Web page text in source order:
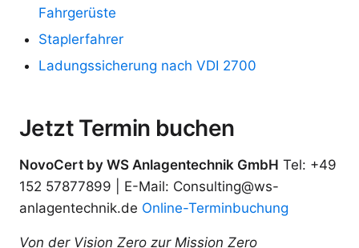
Fahrgerüste
Staplerfahrer
Ladungssicherung nach VDI 2700
Jetzt Termin buchen
NovoCert by WS Anlagentechnik GmbH Tel: +49
152 57877899 | E-Mail: Consulting@ws-
anlagentechnik.de Online-Terminbuchung
Von der Vision Zero zur Mission Zero